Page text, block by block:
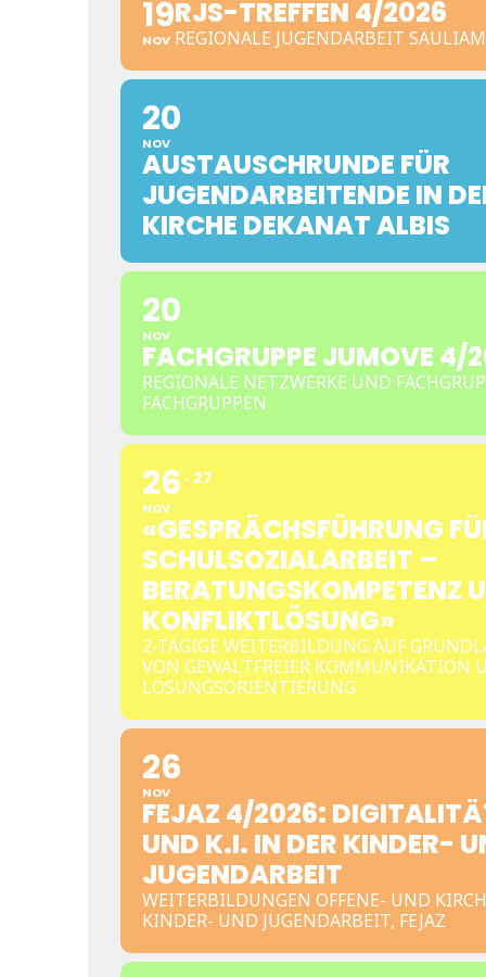
19
NOV
RJS-TREFFEN 4/2026
REGIONALE JUGENDARBEIT
20
NOV
AUSTAUSCHRUNDE FÜR
JUGENDARBEITENDE IN
KIRCHE DEKANAT ALBIS
20
NOV
FACHGRUPPE JUMOVE 4/
REGIONALE NETZWERKE UND
FACHGRUPPEN
26
NOV
27
«GESPRÄCHSFÜHRUNG
SCHULSOZIALARBEIT –
BERATUNGSKOMPETENZ
KONFLIKTLÖSUNG»
2-TÄGIGE WEITERBILDUNG AUF
VON GEWALTFREIER KOMMUNIKATION
LÖSUNGSORIENTIERUNG
26
NOV
FEJAZ 4/2026:
UND K.I. IN DER KINDER-
JUGENDARBEIT
WEITERBILDUNGEN OFFENE- UND
KINDER- UND JUGENDARBEIT, FEJAZ